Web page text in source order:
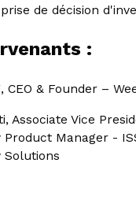
de décision
:
CEO & Founder –
Associate Vice
Manager -
Solutions